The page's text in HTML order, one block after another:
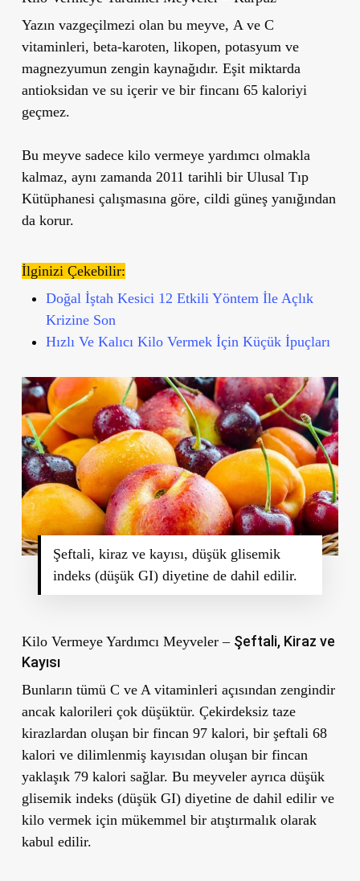
Yazın vazgeçilmezi olan bu meyve, A ve C
vitaminleri, beta-karoten, likopen, potasyum ve
magnezyumun zengin kaynağıdır. Eşit miktarda
antioksidan ve su içerir ve bir fincanı 65 kaloriyi
geçmez.
Bu meyve sadece kilo vermeye yardımcı olmakla
kalmaz, aynı zamanda 2011 tarihli bir Ulusal Tıp
Kütüphanesi çalışmasına göre, cildi güneş yanığından
da korur.
İlginizi Çekebilir:
Doğal İştah Kesici 12 Etkili Yöntem İle Açlık
Krizine Son
Hızlı Ve Kalıcı Kilo Vermek İçin Küçük İpuçları
Şeftali, kiraz ve kayısı, düşük glisemik
indeks (düşük GI) diyetine de dahil edilir.
Kilo Vermeye Yardımcı Meyveler – Şeftali, Kiraz ve
Kayısı
Bunların tümü C ve A vitaminleri açısından zengindir
ancak kalorileri çok düşüktür. Çekirdeksiz taze
kirazlardan oluşan bir fincan 97 kalori, bir şeftali 68
kalori ve dilimlenmiş kayısıdan oluşan bir fincan
yaklaşık 79 kalori sağlar. Bu meyveler ayrıca düşük
glisemik indeks (düşük GI) diyetine de dahil edilir ve
kilo vermek için mükemmel bir atıştırmalık olarak
kabul edilir.